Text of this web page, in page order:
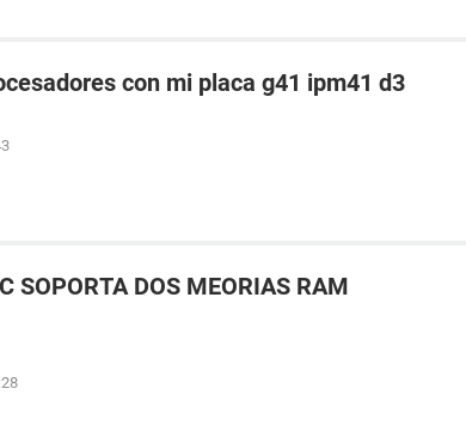
con mi placa g41 ipm41 d3
SOPORTA DOS MEORIAS RAM